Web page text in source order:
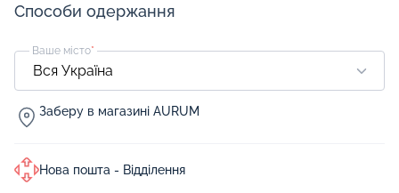
Способи одержання
Ваше місто*
Заберу в магазині AURUM
Нова пошта - Відділення